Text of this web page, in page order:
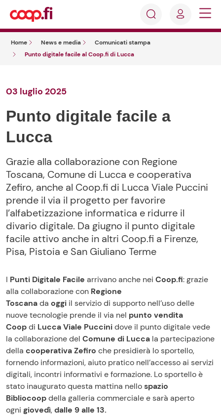
Accedi
Registrati
Home News e media
Comunicati stampa
Punto digitale facile al Coop.fi di Lucca
03 luglio 2025
Punto digitale facile a
Lucca
Grazie alla collaborazione con Regione
Toscana, Comune di Lucca e cooperativa
Zefiro, anche al Coop.fi di Lucca Viale Puccini
prende il via il progetto per favorire
l’alfabetizzazione informatica e ridurre il
divario digitale. Da giugno il punto digitale
facile attivo anche in altri Coop.fi a Firenze,
Pisa, Pistoia e San Giuliano Terme
I Punti Digitale Facile arrivano anche nei Coop.fi: grazie
alla collaborazione con Regione
Toscanada oggi il servizio di supporto nell’uso delle
nuove tecnologie prende il via nel punto vendita
Coopdi Lucca Viale Puccinidove il punto digitale vede
la collaborazione del Comune di Lucca la partecipazione
della cooperativa Zefiro che presidierà lo sportello,
fornendo informazioni, aiuto pratico nell’accesso ai servizi
digitali, incontri informativi e formazione. Lo sportello è
stato inaugurato questa mattina nellospazio
Bibliocoopdella galleria commerciale e sarà aperto
ogni giovedì,dalle 9 alle 13.